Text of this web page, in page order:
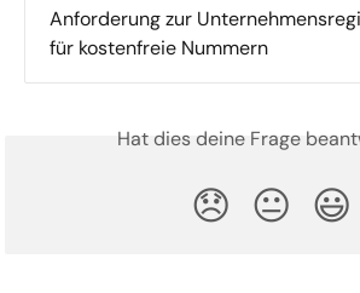
Anforderung zur
für kostenfreie Nummern
Hat dies deine Frage
😞 😐 😃